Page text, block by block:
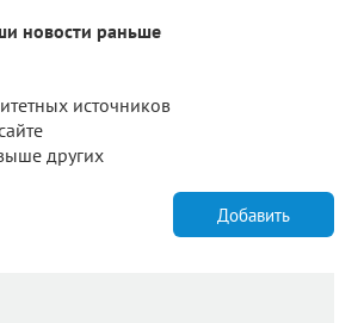
новости раньше
источников
других
Добавить